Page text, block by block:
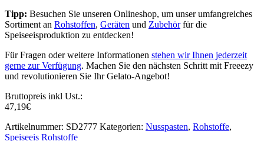
Tipp: Besuchen Sie unseren Onlineshop, um unser umfangreiches
Sortiment an Rohstoffen, Geräten und Zubehörfür die
Speiseeisproduktion zu entdecken!
Für Fragen oder weitere Informationen stehen wir Ihnen jederzeit
gerne zur Verfügung. Machen Sie den nächsten Schritt mit Freeezy
und revolutionieren Sie Ihr Gelato-Angebot!
Bruttopreis inkl Ust.:
47,19€
Artikelnummer: SD2777 Kategorien: Nusspasten, Rohstoffe,
Speiseeis Rohstoffe